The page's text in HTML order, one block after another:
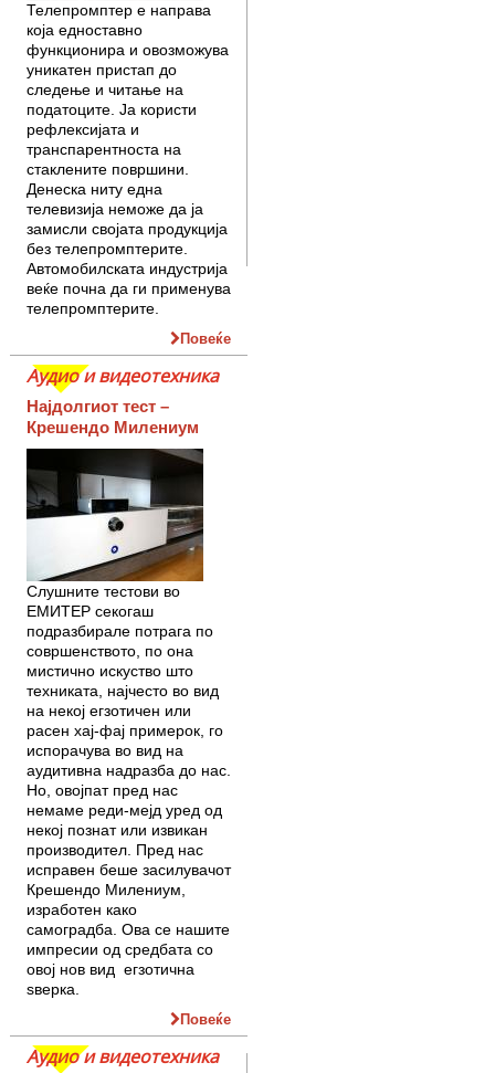
Телепромптер е направа
која едноставно
функционира и овозможува
уникатен пристап до
следење и читање на
податоците. Ја користи
рефлексијата и
транспарентноста на
стаклените површини.
Денеска ниту една
телевизија неможе да ја
замисли својата продукција
без телепромптерите.
Автомобилската индустрија
веќе почна да ги применува
телепромптерите.
Повеќе
Аудио и видеотехника
Најдолгиот тест –
Крешендо Милениум
Слушните тестови во
ЕМИТЕР секогаш
подразбирале потрага по
совршенството, по она
мистично искуство што
техниката, најчесто во вид
на некој егзотичен или
расен хај-фај примерок, го
испорачува во вид на
аудитивна надразба до нас.
Но, овојпат пред нас
немаме реди-мејд уред од
некој познат или извикан
производител. Пред нас
исправен беше засилувачот
Крешендо Милениум,
изработен како
самоградба. Ова се нашите
импресии од средбата со
овој нов вид егзотична
ѕверка.
Повеќе
Аудио и видеотехника